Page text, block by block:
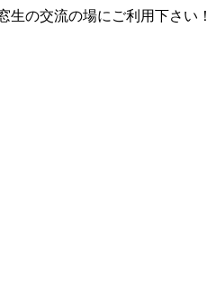
の交流の場にご利用下さい！